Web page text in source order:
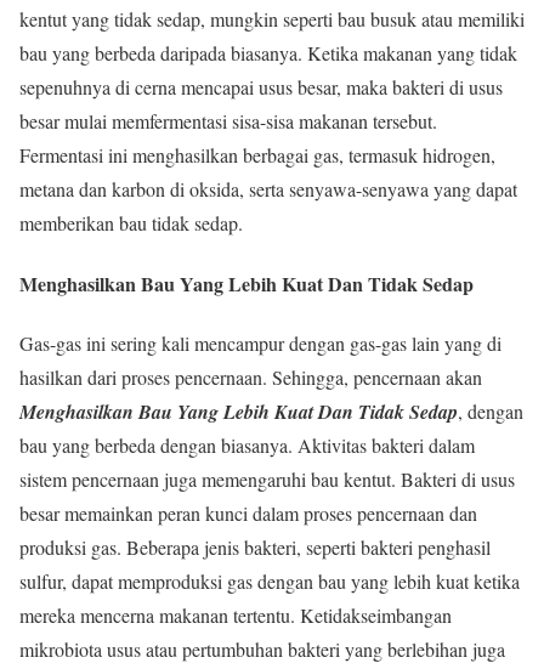
kentut yang tidak sedap, mungkin seperti bau busuk atau memiliki
bau yang berbeda daripada biasanya. Ketika makanan yang tidak
sepenuhnya di cerna mencapai usus besar, maka bakteri di usus
besar mulai memfermentasi sisa-sisa makanan tersebut.
Fermentasi ini menghasilkan berbagai gas, termasuk hidrogen,
metana dan karbon di oksida, serta senyawa-senyawa yang dapat
memberikan bau tidak sedap.
Menghasilkan Bau Yang Lebih Kuat Dan Tidak Sedap
Gas-gas ini sering kali mencampur dengan gas-gas lain yang di
hasilkan dari proses pencernaan. Sehingga, pencernaan akan
Menghasilkan Bau Yang Lebih Kuat Dan Tidak Sedap, dengan
bau yang berbeda dengan biasanya. Aktivitas bakteri dalam
sistem pencernaan juga memengaruhi bau kentut. Bakteri di usus
besar memainkan peran kunci dalam proses pencernaan dan
produksi gas. Beberapa jenis bakteri, seperti bakteri penghasil
sulfur, dapat memproduksi gas dengan bau yang lebih kuat ketika
mereka mencerna makanan tertentu. Ketidakseimbangan
mikrobiota usus atau pertumbuhan bakteri yang berlebihan juga